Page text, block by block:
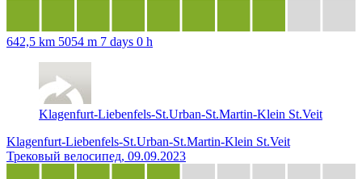
642,5 km 5054 m 7 days 0 h
Klagenfurt-Liebenfels-St.Urban-St.Martin-Klein St.Veit
Klagenfurt-Liebenfels-St.Urban-St.Martin-Klein St.Veit
Трековый велосипед, 09.09.2023